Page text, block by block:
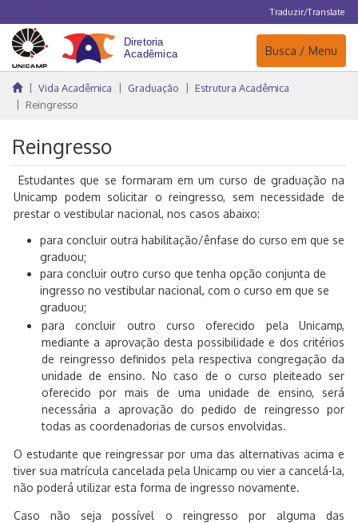
Traduzir/Translate
Navegação
Busca / Menu
Vida Acadêmica Graduação
Estrutura Acadêmica
Reingresso
Reingresso
Estudantes que se formaram em um curso de graduação na
Unicamp podem solicitar o reingresso, sem necessidade de
prestar o vestibular nacional, nos casos abaixo:
para concluir outra habilitação/ênfase do curso em que se
graduou;
para concluir outro curso que tenha opção conjunta de
ingresso no vestibular nacional, com o curso em que se
graduou;
para concluir outro curso oferecido pela Unicamp,
mediante a aprovação desta possibilidade e dos critérios
de reingresso definidos pela respectiva congregação da
unidade de ensino. No caso de o curso pleiteado ser
oferecido por mais de uma unidade de ensino, será
necessária a aprovação do pedido de reingresso por
todas as coordenadorias de cursos envolvidas.
O estudante que reingressar por uma das alternativas acima e
tiver sua matrícula cancelada pela Unicamp ou vier a cancelá-la,
não poderá utilizar esta forma de ingresso novamente.
Caso não seja possível o reingresso por alguma das